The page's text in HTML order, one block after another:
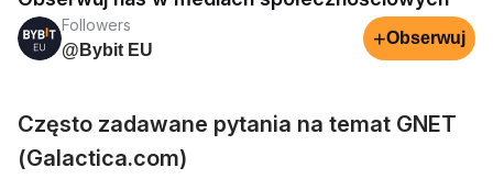
Followers
@Bybit EU
+Obserwuj
Często zadawane pytania na temat GNET
(Galactica.com)